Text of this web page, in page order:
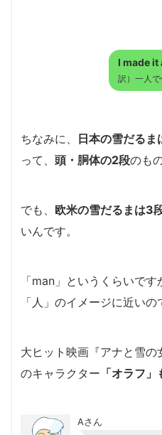
I made
訳）一人で
ちなみに、 日本の雪だるま
って、 頭・胴体の2段のも
でも、 欧米の雪だるまは3
いんです。
「man」というくらいで
「人」のイメージに近いの
大ヒット映画『アナと雪の
のキャラクター 「オラフ
Aさん